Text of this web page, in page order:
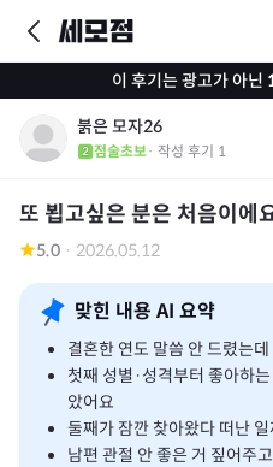
이 후기는 광고가 아닌
붉은 모자26
점술초보· 작성 후기 1
또 뵙고싶은 분은 처음이에
5.0 · 2026.05.12
맞힌 내용 AI 요약
결혼한 연도 말씀 안 드렸는
첫째 성별·성격부터 좋아하
았어요
둘째가 잠깐 찾아왔다 떠난
남편 관절 안 좋은 거 짚어주